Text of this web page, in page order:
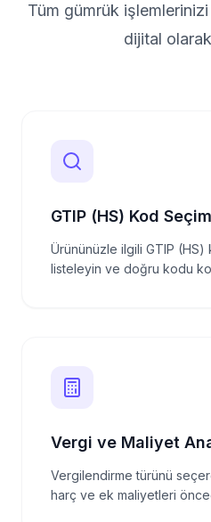
Tüm gümrük
dijital
GTIP (HS) Kod
Ürününüzle ilgili GTIP (HS)
listeleyin ve doğru kodu
Vergi ve Maliyet
Vergilendirme türünü
harç ve ek maliyetleri